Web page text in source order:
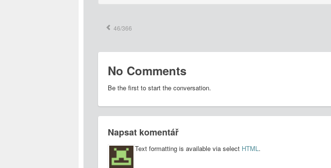
46/366
No Comments
Be the first to start the conversation.
Napsat komentář
Text formatting is available via select HTML.